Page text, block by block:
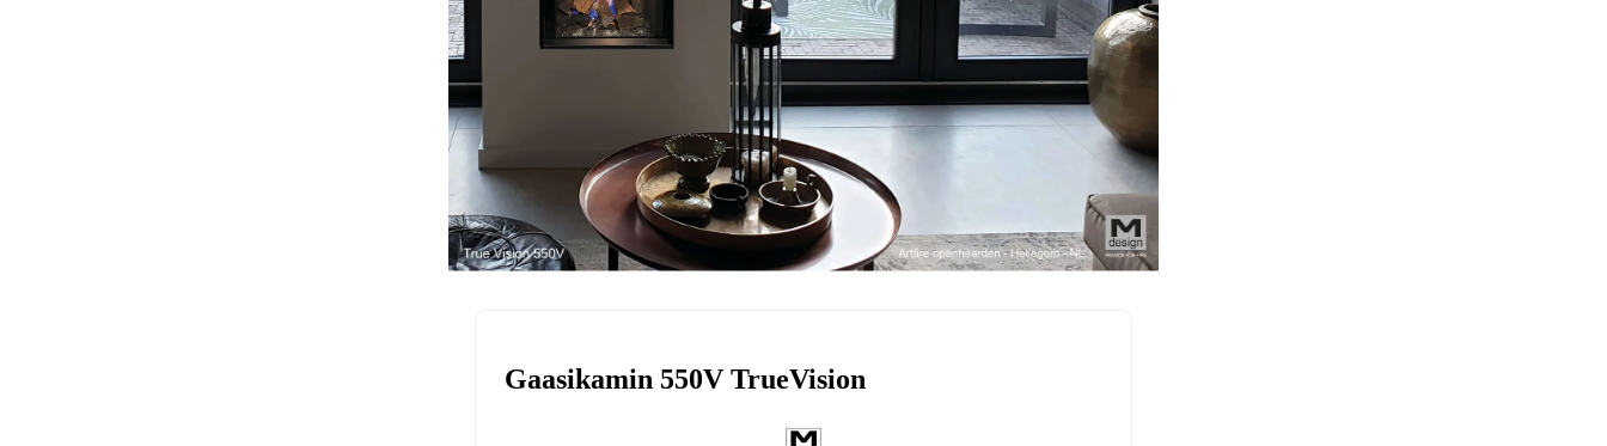
Gaasikamin 550V TrueVision